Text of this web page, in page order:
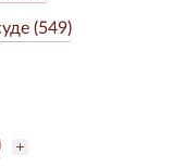
(549)